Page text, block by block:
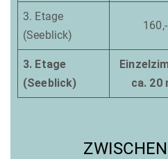
3. Etage
(Seeblick)
160,-
3. Etage
(Seeblick)
ca. 20